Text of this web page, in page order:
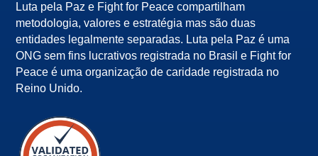
Luta pela Paz e Fight for Peace compartilham
metodologia, valores e estratégia mas são duas
entidades legalmente separadas. Luta pela Paz é uma
ONG sem fins lucrativos registrada no Brasil e Fight for
Peace é uma organização de caridade registrada no
Reino Unido.